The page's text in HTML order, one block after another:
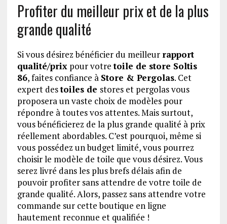
Profiter du meilleur prix et de la plus
grande qualité
Si vous désirez bénéficier du meilleur rapport
qualité/prixpour votretoile de store Soltis
86, faites confiance à Store & Pergolas. Cet
expert destoiles de stores et pergolas vous
proposera un vaste choix de modèles pour
répondre à toutes vos attentes. Mais surtout,
vous bénéficierez de la plus grande qualité à prix
réellement abordables. C’est pourquoi, même si
vous possédez un budget limité, vous pourrez
choisir le modèle de toile que vous désirez. Vous
serez livré dans les plus brefs délais afin de
pouvoir profiter sans attendre de votre toile de
grande qualité. Alors, passez sans attendre votre
commande sur cette boutique en ligne
hautement reconnue et qualifiée !